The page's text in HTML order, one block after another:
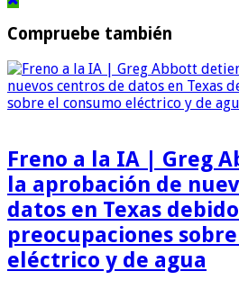
Compruebe también
Freno a la IA | Greg
la aprobación de
datos en Texas
preocupaciones
eléctrico y de agua